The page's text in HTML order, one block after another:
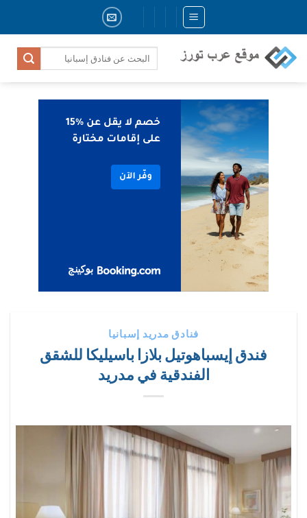
content
فنادق مدريد إسبانيا
فندق إيسباهوتيل بلازا باسيليكا للشقق
الفندقية في مدريد